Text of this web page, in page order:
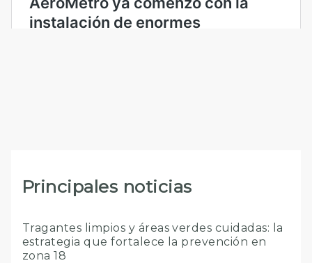
Principales noticias
Tragantes limpios y áreas verdes cuidadas: la
estrategia que fortalece la prevención en
zona 18